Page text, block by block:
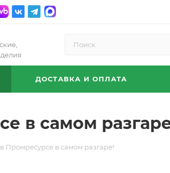
ДОСТАВКА И ОПЛАТА
в самом
Промресурсе в самом разгаре!